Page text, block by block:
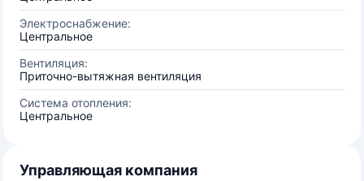
Электроснабжение:
Центральное
Вентиляция:
Приточно-вытяжная вентиляция
Система отопления:
Центральное
Управляющая компания